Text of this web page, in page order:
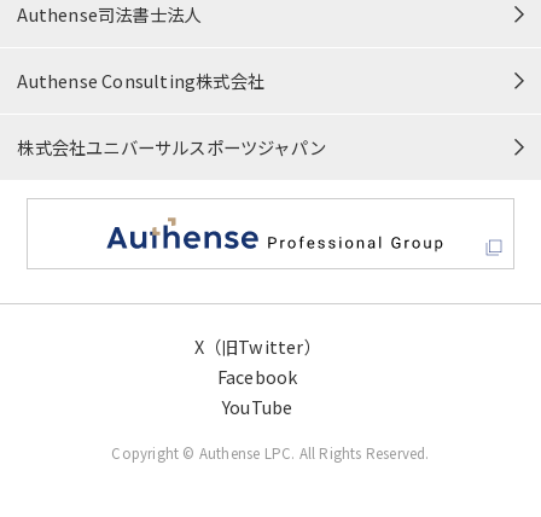
Authense司法書士法人
Authense Consulting株式会社
株式会社ユニバーサルスポーツジャパン
X（旧Twitter）
Facebook
YouTube
Copyright © Authense LPC. All Rights Reserved.